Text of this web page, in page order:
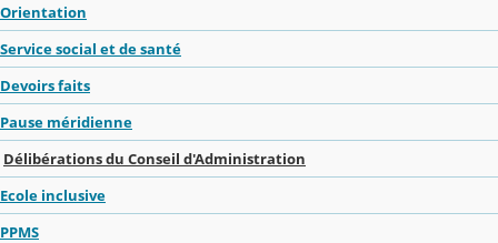
Orientation
Service social et de santé
Devoirs faits
Pause méridienne
Délibérations du Conseil d'Administration
Ecole inclusive
PPMS